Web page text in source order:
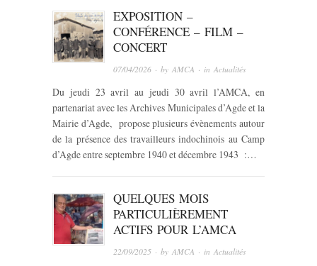
EXPOSITION –
CONFÉRENCE – FILM –
CONCERT
07/04/2026 · byAMCA · inActualités
Du jeudi 23 avril au jeudi 30 avril l’AMCA, en
partenariat avec les Archives Municipales d’Agde et la
Mairie d’Agde, propose plusieurs évènements autour
de la présence des travailleurs indochinois au Camp
d’Agde entre septembre 1940 et décembre 1943 :…
QUELQUES MOIS
PARTICULIÈREMENT
ACTIFS POUR L’AMCA
22/09/2025 · byAMCA · inActualités